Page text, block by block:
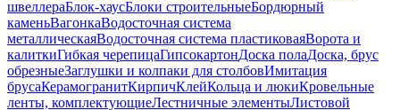
швеллераБлок-хаусБлоки строительныеБордюрный
каменьВагонкаВодосточная система
металлическаяВодосточная система пластиковаяВорота и
калиткиГибкая черепицаГипсокартонДоска полаДоска, брус
обрезныеЗаглушки и колпаки для столбовИмитация
брусаКерамогранитКирпичКлейКольца и люкиКровельные
ленты, комплектующиеЛестничные элементыЛистовой